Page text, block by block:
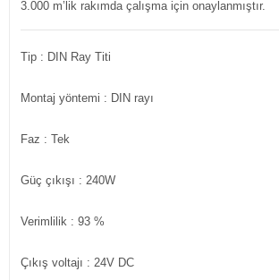
3.000 m’lik rakımda çalışma için onaylanmıştır.
Tip : DIN Ray Titi
Montaj yöntemi : DIN rayı
Faz : Tek
Güç çıkışı : 240W
Verimlilik : 93 %
Çıkış voltajı : 24V DC